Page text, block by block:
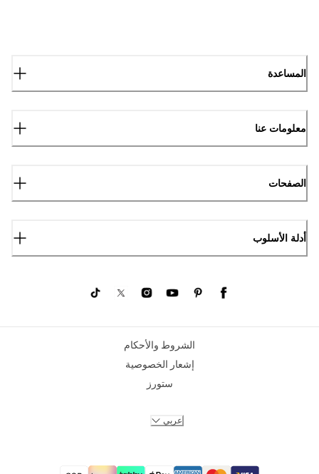
المساعدة
معلومات عنا
الصفحات
أدلة الأسلوب
الشروط والأحكام
إشعار الخصوصية
ستورز
عربي